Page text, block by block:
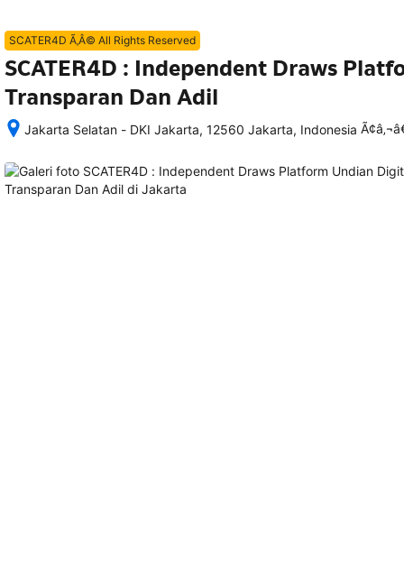
SCATER4D Ã‚Â© All Rights Reserved
SCATER4D : Independent Draws
Transparan Dan Adil
Jakarta Selatan - DKI Jakarta, 12560 Jakarta, Indonesia
memesan,
rincian